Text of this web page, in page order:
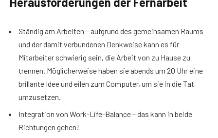
Ständig am Arbeiten – aufgrund des gemeinsamen Raums
und der damit verbundenen Denkweise kann es für
Mitarbeiter schwierig sein, die Arbeit von zu Hause zu
trennen. Möglicherweise haben sie abends um 20 Uhr eine
brillante Idee und eilen zum Computer, um sie in die Tat
umzusetzen.
Integration von Work-Life-Balance – das kann in beide
Richtungen gehen!